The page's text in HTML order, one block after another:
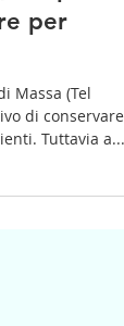
è un
perché
per
Massa (Tel